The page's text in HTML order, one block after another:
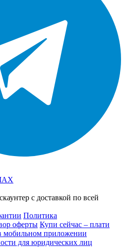
с доставкой по всей
Политика
оферты Купи сейчас – плати
мобильном приложении
для юридических лиц